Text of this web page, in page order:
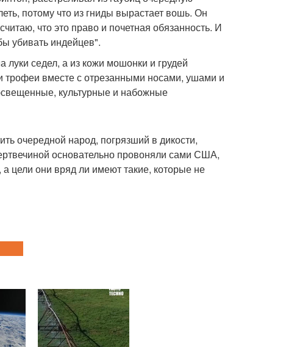
потому что из гниды вырастает вошь. Он
что это право и почетная обязанность. И
убивать индейцев".
седел, а из кожи мошонки и грудей
трофеи вместе с отрезанными носами, ушами и
культурные и набожные
очередной народ, погрязший в дикости,
основательно провоняли сами США,
цели они вряд ли имеют такие, которые не